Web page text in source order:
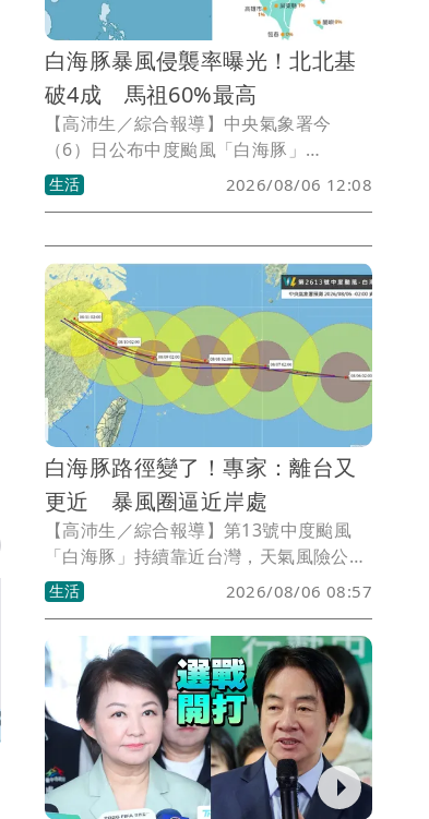
破4成 馬祖60%最高
生活
白海豚暴風侵襲率曝光！北北基
破4成 馬祖60%最高
【高沛生／綜合報導】中央氣象署今
（6）日公布中度颱風「白海豚」
（DOLPHIN）最新120小時暴風侵襲機
率，其中連江縣（馬祖）以60%居全台最
41%均突破4成，桃園市39%緊追在後，
顯示北部及北部離島將是此次颱風影響最
明顯區域。氣象署提醒，白海豚預計週末
至下週一（8日至10日）最接近台灣，北
部迎風面山區不排除出現局部豪雨。
生活 2026/08/06 12:08
白海豚路徑變了！專家：離台又
更近 暴風圈逼近岸處
【高沛生／綜合報導】第13號中度颱風
「白海豚」持續靠近台灣，天氣風險公司
資深顧問吳聖宇指出，白海豚路徑較前一
次預測略往西修正，颱風暴風圈已不僅接
近海上颱風警報發布線，甚至可能逼近台
灣近岸地區，民眾應持續留意後續最新預
報資訊。
生活 2026/08/06 08:57